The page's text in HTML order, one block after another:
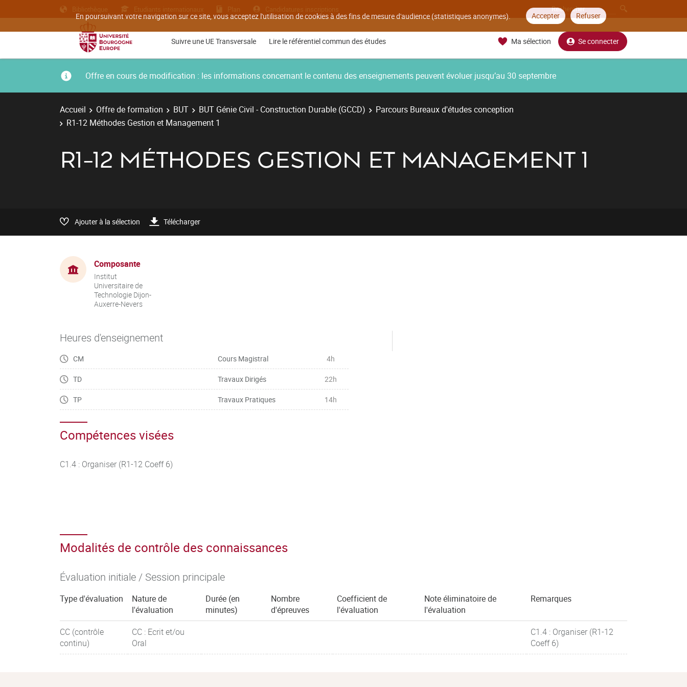
En poursuivant votre navigation sur ce site, vous acceptez l'utilisation de cookies à des fins de mesure d'audience (statistiques anonymes). Accepter Refuser
Bibliothèque Etudiants internationaux Plan Candidatures inscriptions
Suivre une UE Transversale Lire le référentiel commun des études Ma sélection Se connecter
Offre en cours de modification : les informations concernant le contenu des enseignements peuvent évoluer jusqu’au 30 septembre
Accueil Offre de formation BUT BUT Génie Civil - Construction Durable (GCCD)
Parcours Bureaux d'études conception
R1-12 Méthodes Gestion et Management 1
R1-12 MÉTHODES GESTION ET MANAGEMENT 1
Ajouter à la sélection Télécharger
Composante
Institut
Universitaire de
Technologie Dijon-
Auxerre-Nevers
Heures d'enseignement
CM Cours Magistral 4h
TD Travaux Dirigés 22h
TP Travaux Pratiques 14h
Compétences visées
C1.4 : Organiser (R1-12 Coeff 6)
Modalités de contrôle des connaissances
Évaluation initiale / Session principale
Type d'évaluation
Nature de
l'évaluation
Durée (en
minutes)
Nombre
d'épreuves
Coefficient de
l'évaluation
Note éliminatoire de
l'évaluation
Remarques
CC (contrôle
continu)
CC : Ecrit et/ou
Oral
C1.4 : Organiser (R1-12
Coeff 6)